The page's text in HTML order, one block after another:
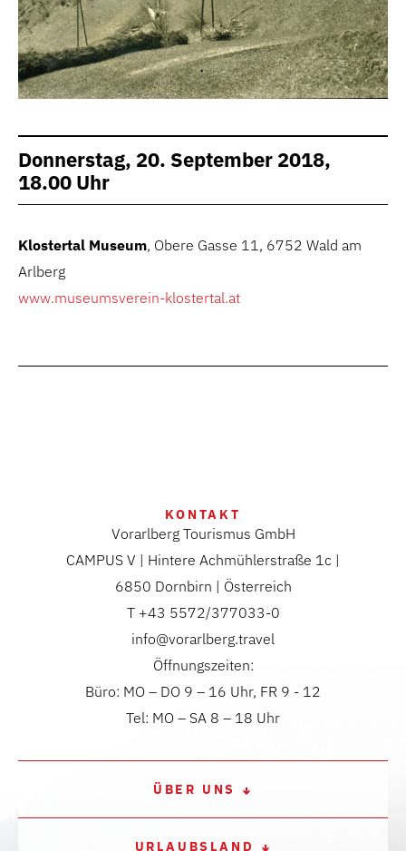
Donnerstag, 20. September 2018,
18.00 Uhr
Klostertal Museum, Obere Gasse 11, 6752 Wald am
Arlberg
www.museumsverein-klostertal.at
KONTAKT
Vorarlberg Tourismus GmbH
CAMPUS V | Hintere Achmühlerstraße 1c |
6850 Dornbirn | Österreich
T +43 5572/377033-0
info@vorarlberg.travel
Öffnungszeiten:
Büro: MO – DO 9 – 16 Uhr, FR 9 - 12
Tel: MO – SA 8 – 18 Uhr
ÜBER UNS
URLAUBSLAND